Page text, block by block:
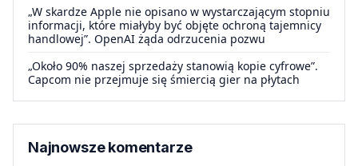
„W skardze Apple nie opisano w wystarczającym stopniu
informacji, które miałyby być objęte ochroną tajemnicy
handlowej”. OpenAI żąda odrzucenia pozwu
„Około 90% naszej sprzedaży stanowią kopie cyfrowe”.
Capcom nie przejmuje się śmiercią gier na płytach
Najnowsze komentarze